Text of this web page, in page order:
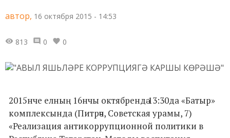
автор, 16 октября 2015 - 14:53
813 0 0
2015нче елның 16нчы октябрендә 13:30да «Батыр»
комплексында (Питрәч, Советская урамы, 7)
«Реализация антикоррупционной политики в